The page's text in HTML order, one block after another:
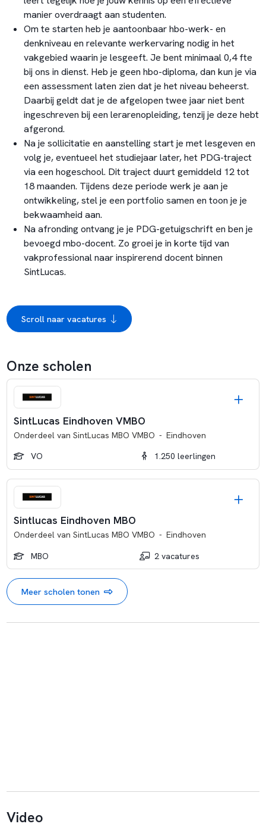
manier overdraagt aan studenten.
Om te starten heb je aantoonbaar hbo-werk- en
denkniveau en relevante werkervaring nodig in het
vakgebied waarin je lesgeeft. Je bent minimaal 0,4 fte
bij ons in dienst. Heb je geen hbo-diploma, dan kun je via
een assessment laten zien dat je het niveau beheerst.
Daarbij geldt dat je de afgelopen twee jaar niet bent
ingeschreven bij een lerarenopleiding, tenzij je deze hebt
afgerond.
Na je sollicitatie en aanstelling start je met lesgeven en
volg je, eventueel het studiejaar later, het PDG-traject
via een hogeschool. Dit traject duurt gemiddeld 12 tot
18 maanden. Tijdens deze periode werk je aan je
ontwikkeling, stel je een portfolio samen en toon je je
bekwaamheid aan.
Na afronding ontvang je je PDG-getuigschrift en ben je
bevoegd mbo-docent. Zo groei je in korte tijd van
vakprofessional naar inspirerend docent binnen
SintLucas.
Scroll naar vacatures
Onze scholen
SintLucas Eindhoven VMBO
Onderdeel van SintLucas MBO VMBO - Eindhoven
VO
1.250 leerlingen
Sintlucas Eindhoven MBO
Onderdeel van SintLucas MBO VMBO - Eindhoven
MBO
2 vacatures
Meer scholen tonen
Video